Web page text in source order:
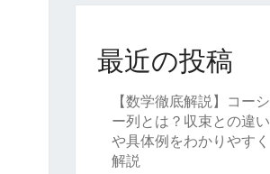
最近の投稿
【数学徹底解説】コーシ
ー列とは？収束との違い
や具体例をわかりやすく
解説